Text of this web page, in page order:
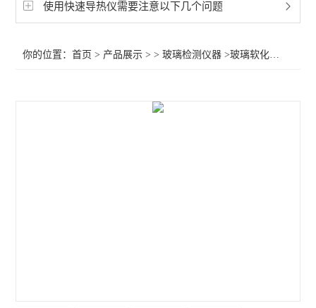
使用快速导热仪需要注意以下几个问题
你的位置：首页 > 产品展示 > >玻璃检测仪器 >玻璃软化点测试仪，拉丝法